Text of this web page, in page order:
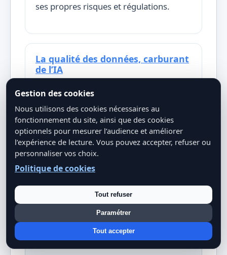
ses propres risques et régulations.
La qualité des données, carburant
de l’IA
Pourquoi la qualité des données est
essentielle, y compris pour les modèles
de scoring.
Sources et références
Gestion des cookies
Nous utilisons des cookies nécessaires au
fonctionnement du site, ainsi que des cookies
optionnels pour mesurer l’audience et améliorer
l’expérience de lecture. Vous pouvez accepter, refuser ou
personnaliser vos choix.
Politique de cookies
Tout refuser
Paramétrer
Tout accepter